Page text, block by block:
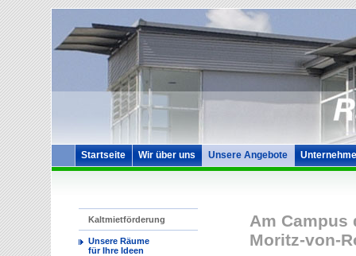
Startseite Wir über uns Unsere Angebote
Kaltmietförderung
Unsere Räume
für Ihre Ideen
Am Campus
Moritz-von-